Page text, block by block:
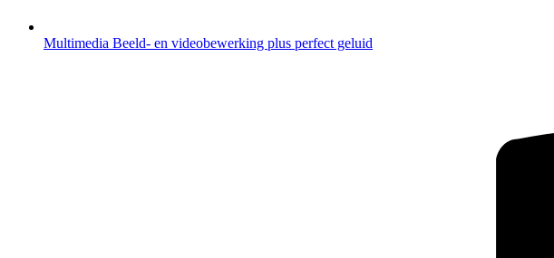
Multimedia Beeld- en videobewerking plus perfect geluid